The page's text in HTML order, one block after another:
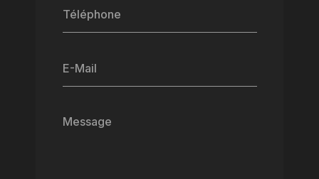
Téléphone
E-Mail
Message